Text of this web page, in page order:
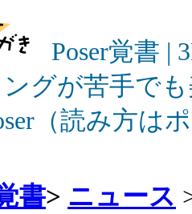
Poser覚書 |
グが苦手で
（読み方は
書> ニュース